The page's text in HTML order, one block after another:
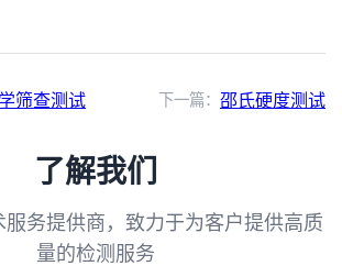
筛查测试 下一篇： 邵氏硬度测试
了解我们
服务提供商，致力于为客户提供高质
量的检测服务